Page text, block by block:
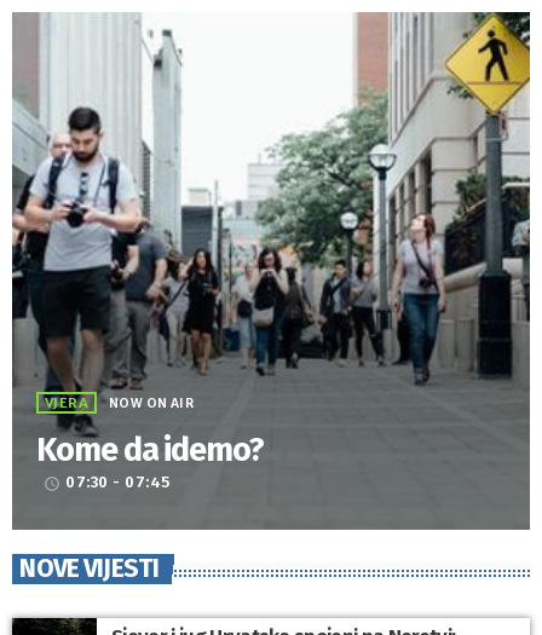
VJERA NOW ON AIR
Kome da idemo?
access_time 07:30 - 07:45
NOVE VIJESTI